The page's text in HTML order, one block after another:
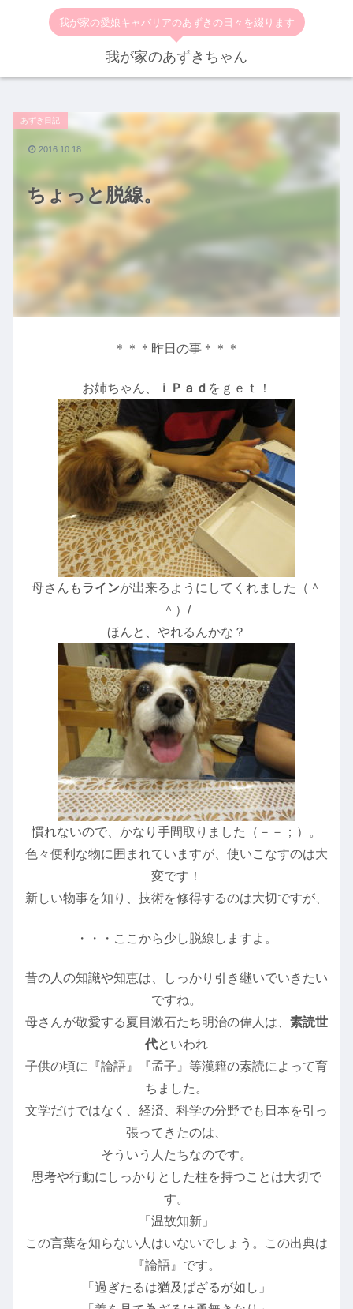
我が家の愛娘キャバリアのあずきの日々を綴ります
我が家のあずきちゃん
ちょっと脱線。
あずき日記
2016.10.18
＊＊＊昨日の事＊＊＊
お姉ちゃん、 ｉＰａｄ をｇｅｔ！
母さんもラインが出来るようにしてくれました（＾
＾）/
ほんと、やれるんかな？
慣れないので、かなり手間取りました（－－；）。
色々便利な物に囲まれていますが、使いこなすのは大
変です！
新しい物事を知り、技術を修得するのは大切ですが、
・・・ここから少し脱線しますよ。
昔の人の知識や知恵は、しっかり引き継いでいきたい
ですね。
母さんが敬愛する夏目漱石たち明治の偉人は、 素読世
代といわれ
子供の頃に『論語』『孟子』等漢籍の素読によって育
ちました。
文学だけではなく、経済、科学の分野でも日本を引っ
張ってきたのは、
そういう人たちなのです。
思考や行動にしっかりとした柱を持つことは大切で
す。
「温故知新」
この言葉を知らない人はいないでしょう。この出典は
『論語』です。
「過ぎたるは猶及ばざるが如し」